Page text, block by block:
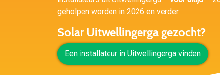
geholpen worden in 2026 en verder.
Solar Uitwellingerga gezocht?
Een installateur in Uitwellingerga vinden